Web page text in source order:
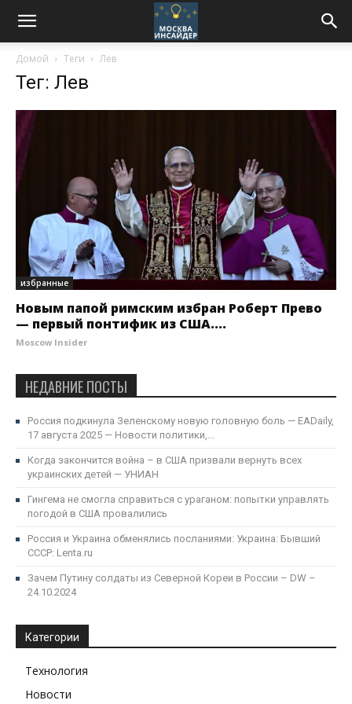
Домой Теги Лев
Тег: Лев
избранные
Новым папой римским избран Роберт Прево
— первый понтифик из США....
Moscow Insider
НЕДАВНИЕ ПОСТЫ
Россия подкинула Зеленскому новую головную боль — EADaily,
17 августа 2025 — Новости политики,...
Когда закончится война – в США призвали вернуть всех
украинских детей — УНИАН
Гингема не смогла справиться с ураганом: попытки управлять
погодой в США провалились
Россия и Украина обменялись посланиями: Украина: Бывший
СССР: Lenta.ru
Зачем Путину солдаты из Северной Кореи в России – DW –
24.10.2024
Категории
Технология
Новости